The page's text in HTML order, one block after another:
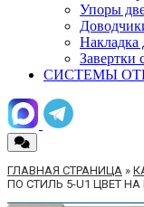
Упоры
Накладка
Завертки
СИСТЕМЫ
ГЛАВНАЯ СТРАНИЦА »
ПО СТИЛЬ 5-U1 ЦВЕТ